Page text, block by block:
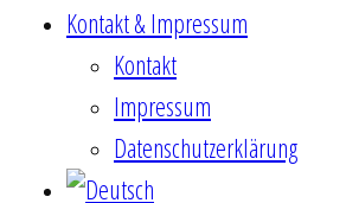
Kontakt & Impressum
Kontakt
Impressum
Datenschutzerklärung